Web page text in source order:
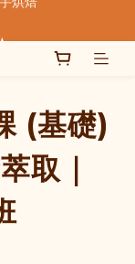
(基礎)
取｜